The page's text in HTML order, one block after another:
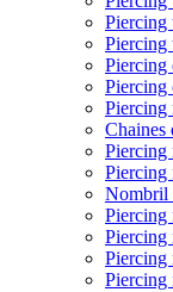
Piercing
Piercing
Piercing
Piercing
Piercing
Chaines
Piercing
Piercing
Nombril
Piercing
Piercing
Piercing
Piercing